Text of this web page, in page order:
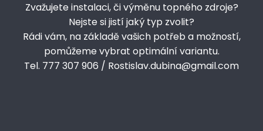
Zvažujete instalaci, či výměnu topného zdroje?
Nejste si jistí jaký typ zvolit?
Rádi vám, na základě vašich potřeb a možností,
pomůžeme vybrat optimální variantu.
Tel. 777 307 906 / Rostislav.dubina@gmail.com